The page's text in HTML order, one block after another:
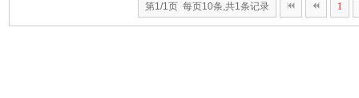
第1/1页 每页10条,共1条记录 1